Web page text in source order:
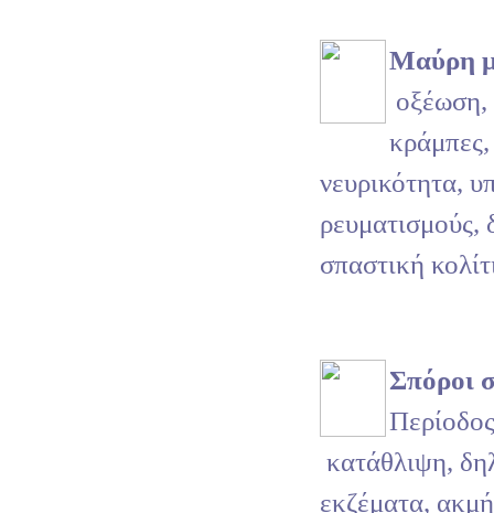
Μαύρη
οξέωση,
νευρικότητα,
ρευματισμούς,
σπαστική
Σπόροι
κατάθλιψη,
εκζέματα,